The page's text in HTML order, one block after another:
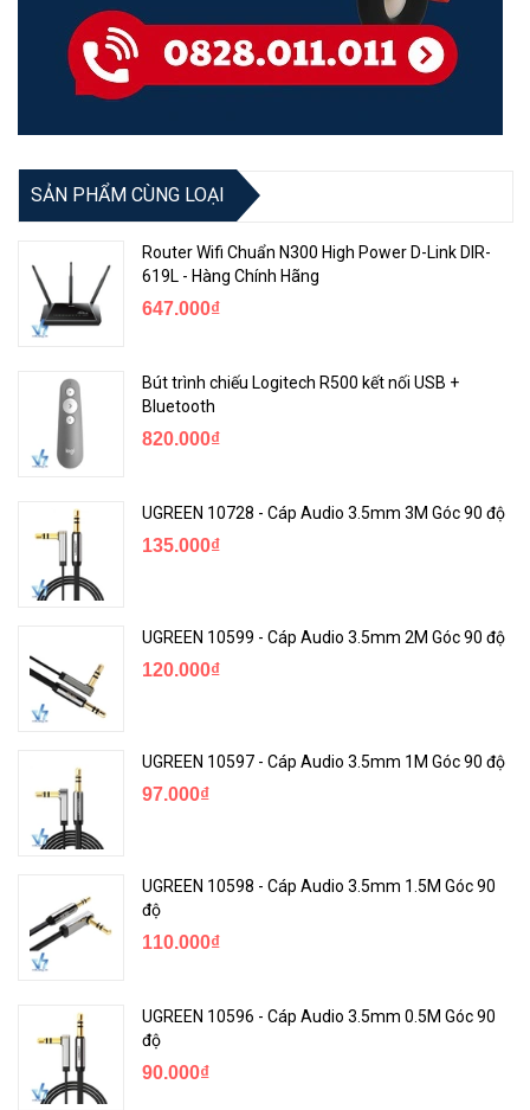
SẢN PHẨM CÙNG LOẠI
Router Wifi Chuẩn N300 High Power D-Link DIR-
619L - Hàng Chính Hãng
647.000₫
Bút trình chiếu Logitech R500 kết nối USB +
Bluetooth
820.000₫
UGREEN 10728 - Cáp Audio 3.5mm 3M Góc 90 độ
135.000₫
UGREEN 10599 - Cáp Audio 3.5mm 2M Góc 90 độ
120.000₫
UGREEN 10597 - Cáp Audio 3.5mm 1M Góc 90 độ
97.000₫
UGREEN 10598 - Cáp Audio 3.5mm 1.5M Góc 90
độ
110.000₫
UGREEN 10596 - Cáp Audio 3.5mm 0.5M Góc 90
độ
90.000₫